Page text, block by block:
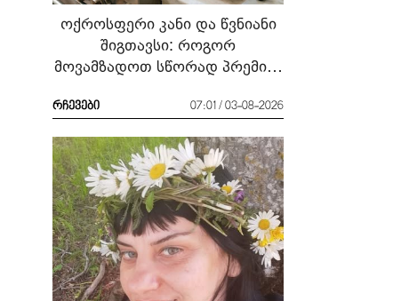
ოქროსფერი კანი და წვნიანი
შიგთავსი: როგორ
მოვამზადოთ სწორად პრემიუმ
„შეფმაისტერის“
რჩევები 07:01 / 03-08-2026